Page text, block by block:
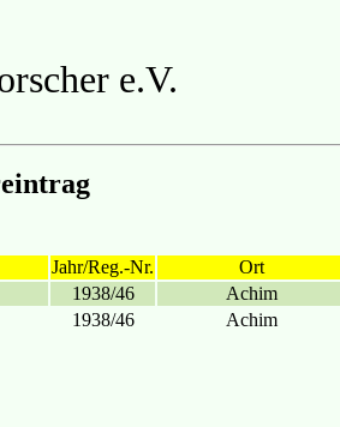
e.V.
Jahr/Reg.-Nr.
Ort
1938/46
Achim
1938/46 Achim